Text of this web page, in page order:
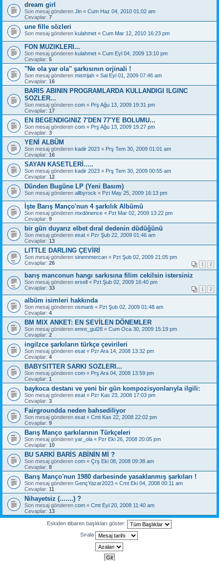
dream girl
Son mesaj gönderen Jin « Cum Haz 04, 2010 01:02 am
Cevaplar: 7
une fille sözleri
Son mesaj gönderen kulahmet « Cum Mar 12, 2010 16:23 pm
FON MUZIKLERI...
Son mesaj gönderen kulahmet « Cum Eyl 04, 2009 13:10 pm
Cevaplar: 5
"Ne ola yar ola" şarkısının orjinali !
Son mesaj gönderen mistrijah « Sal Eyl 01, 2009 07:46 am
Cevaplar: 16
BARIS ABININ PROGRAMLARDA KULLANDIGI ILGINC
SOZLER...
Son mesaj gönderen com « Prş Ağu 13, 2009 19:31 pm
Cevaplar: 17
EN BEGENDIGINIZ 7'DEN 77'YE BOLUMU...
Son mesaj gönderen com « Prş Ağu 13, 2009 19:27 pm
Cevaplar: 3
YENİ ALBÜM
Son mesaj gönderen kadir 2023 « Prş Tem 30, 2009 01:01 am
Cevaplar: 16
SAYAN KASETLERİ.....
Son mesaj gönderen kadir 2023 « Prş Tem 30, 2009 00:55 am
Cevaplar: 12
Dünden Bugüne LP (Yeni Basım)
Son mesaj gönderen allbyrock « Pzt May 25, 2009 16:13 pm
İşte Barış Manço'nun 4 şarkılık Albümü
Son mesaj gönderen mxdönence « Pzt Mar 02, 2009 13:22 pm
Cevaplar: 9
bir gün duyarız elbet dıral dedenin düdüğünü
Son mesaj gönderen esat « Pzr Şub 22, 2009 01:46 am
Cevaplar: 13
LITTLE DARLING ÇEVİRİ
Son mesaj gönderen sinemmercan « Pzt Şub 02, 2009 21:05 pm
Cevaplar: 26 1 2
barış manconun hangı sarkısına filim cekilsin istersiniz
Son mesaj gönderen ersell « Pzt Şub 02, 2009 16:40 pm
Cevaplar: 33 1 2
albüm isimleri hakkında
Son mesaj gönderen osmanlı « Pzt Şub 02, 2009 01:48 am
Cevaplar: 4
BM MIX ANKET: EN SEVİLEN DÖNEMLER
Son mesaj gönderen emre_gul28 « Cum Oca 30, 2009 15:19 pm
Cevaplar: 2
ingilzce şarkıların türkçe çevirileri
Son mesaj gönderen esat « Pzr Ara 14, 2008 13:32 pm
Cevaplar: 4
BABYSITTER SARKI SOZLERI...
Son mesaj gönderen com « Prş Ara 04, 2008 13:59 pm
Cevaplar: 1
baykoca destanı ve yeni bir gün kompozisyonlarıyla ilgili:
Son mesaj gönderen esat « Pzr Kas 23, 2008 17:03 pm
Cevaplar: 3
Fairgroundda neden bahsediliyor
Son mesaj gönderen esat « Cmt Kas 22, 2008 22:02 pm
Cevaplar: 9
Barış Manço şarkılarının Türkçeleri
Son mesaj gönderen yar_ola « Pzr Eki 26, 2008 20:05 pm
Cevaplar: 10
BU SARKİ BARİS ABİNİN Mİ ?
Son mesaj gönderen com « Çrş Eki 08, 2008 09:38 am
Cevaplar: 8
Barış Manço'nun 1980 darbesinde yasaklanmış şarkıları !
Son mesaj gönderen GençYazar2023 « Cmt Eki 04, 2008 00:11 am
Cevaplar: 11
Nihayetsiz (.......) ?
Son mesaj gönderen com « Cmt Eyl 20, 2008 11:40 am
Cevaplar: 13
Eskiden itibaren başlıkları göster:
Sırala